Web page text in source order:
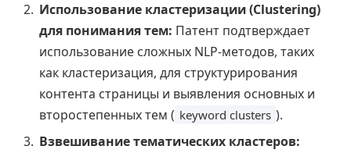
Использование кластеризации (Clustering)
для понимания тем: Патент подтверждает
использование сложных NLP-методов, таких
как кластеризация, для структурирования
контента страницы и выявления основных и
второстепенных тем ( keyword clusters ).
Взвешивание тематических кластеров: